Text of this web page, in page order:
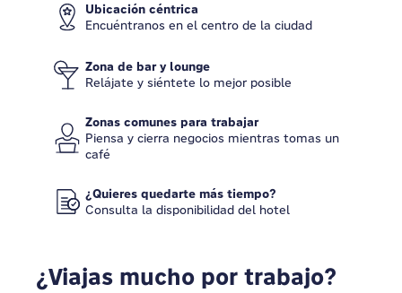
Ubicación céntrica
Encuéntranos en el centro de la ciudad
Zona de bar y lounge
Relájate y siéntete lo mejor posible
Zonas comunes para trabajar
Piensa y cierra negocios mientras tomas un
café
¿Quieres quedarte más tiempo?
Consulta la disponibilidad del hotel
¿Viajas mucho por trabajo?